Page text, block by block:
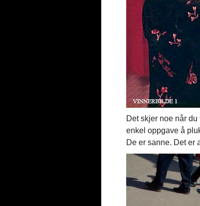
Det skjer noe når
enkel oppgave å
De er sanne. Det er